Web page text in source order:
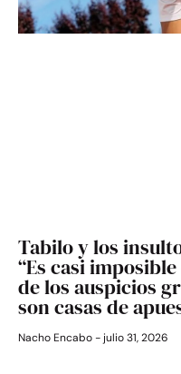
Tabilo y los
“Es casi
de los auspicios
son casas de
Nacho Encabo julio 31, 2026